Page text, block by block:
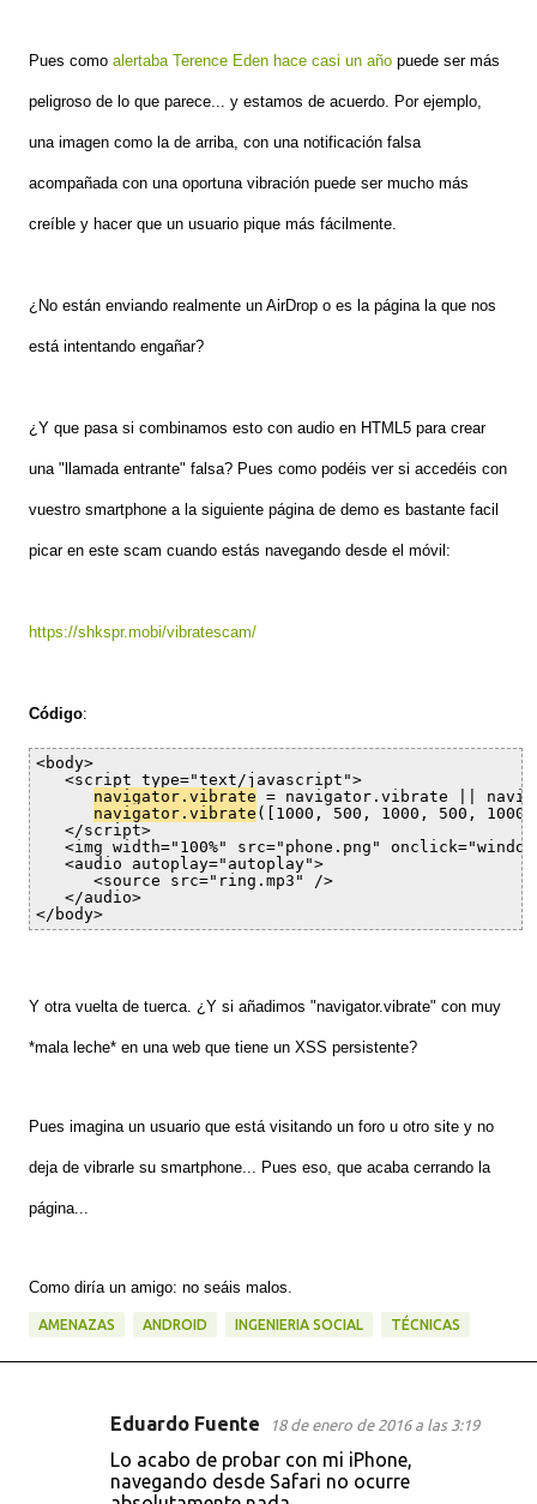
Pues como alertaba Terence Eden hace casi un año puede ser más
peligroso de lo que parece... y estamos de acuerdo. Por ejemplo,
una imagen como la de arriba, con una notificación falsa
acompañada con una oportuna vibración puede ser mucho más
creíble y hacer que un usuario pique más fácilmente.
¿No están enviando realmente un AirDrop o es la página la que nos
está intentando engañar?
¿Y que pasa si combinamos esto con audio en HTML5 para crear
una "llamada entrante" falsa? Pues como podéis ver si accedéis con
vuestro smartphone a la siguiente página de demo es bastante facil
picar en este scam cuando estás navegando desde el móvil:
https://shkspr.mobi/vibratescam/
Código:
<body>
<script type="text/javascript">
navigator.vibrate = navigator.vibrate ||
navigator.vibrate ([1000, 500, 1000, 500,
</script>
<img width="100%" src="phone.png"
<audio autoplay="autoplay">
<source src="ring.mp3" />
</audio>
</body>
Y otra vuelta de tuerca. ¿Y si añadimos "navigator.vibrate" con muy
*mala leche* en una web que tiene un XSS persistente?
Pues imagina un usuario que está visitando un foro u otro site y no
deja de vibrarle su smartphone... Pues eso, que acaba cerrando la
página...
Como diría un amigo: no seáis malos.
AMENAZAS ANDROID INGENIERIA SOCIAL TÉCNICAS
Eduardo Fuente 18 de enero de 2016 a las 3:19
Lo acabo de probar con mi iPhone,
navegando desde Safari no ocurre